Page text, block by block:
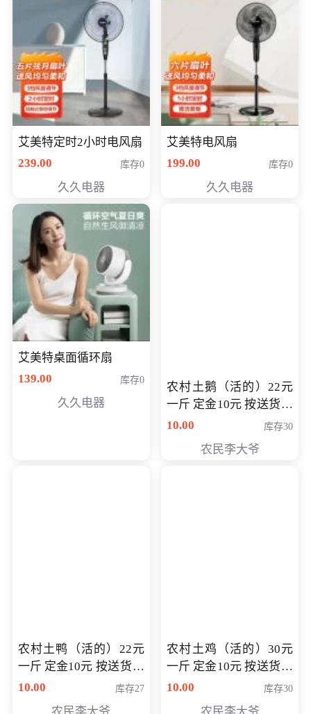
艾美特定时2小时电风扇
239.00
库存0
久久电器
艾美特电风扇
199.00
库存0
久久电器
艾美特桌面循环扇
139.00
库存0
久久电器
农村土鹅（活的）22元
一斤 定金10元 按送货交
付时秤重计算货款 定金
10.00 库存30
农民李大爷
农村土鸭（活的）22元
一斤 定金10元 按送货交
付时秤重计算货款 定金
10.00 库存27
农村土鸡（活的）30元
一斤 定金10元 按送货交
付时秤重计算货款 定金
10.00 库存30